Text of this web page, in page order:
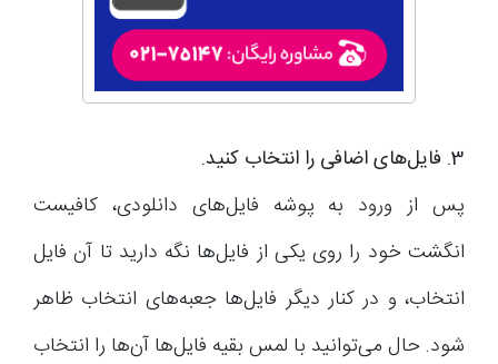
3. فایل‌های اضافی را انتخاب کنید.
پس از ورود به پوشه فایل‌های دانلودی، کافیست
انگشت خود را روی یکی از فایل‌ها نگه دارید تا آن فایل
انتخاب، و در کنار دیگر فایل‌ها جعبه‌های انتخاب ظاهر
شود. حال می‌توانید با لمس بقیه فایل‌ها آن‌ها را انتخاب